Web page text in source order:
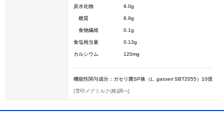
炭水化物 9.0g
糖質 8.9g
食物繊維 0.1g
食塩相当量 0.13g
カルシウム 120mg
機能性関与成分：ガセリ菌SP株（L. gasseriSBT2055）10億
[雪印メグミルク(株)調べ]